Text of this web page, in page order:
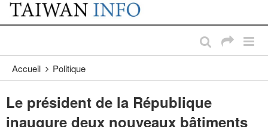
Passer au contenu principal
:::
Accueil Politique
Le président de la République
inaugure deux nouveaux bâtiments